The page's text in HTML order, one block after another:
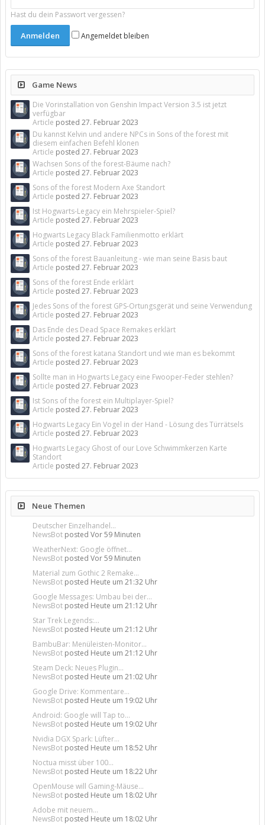
Hast du dein Passwort vergessen?
Angemeldet bleiben
Game News
Die Vorinstallation von Genshin Impact Version 3.5 ist jetzt
verfügbar
Article posted 27. Februar 2023
Du kannst Kelvin und andere NPCs in Sons of the forest mit
diesem einfachen Befehl klonen
Article posted 27. Februar 2023
Wachsen Sons of the forest-Bäume nach?
Article posted 27. Februar 2023
Sons of the forest Modern Axe Standort
Article posted 27. Februar 2023
Ist Hogwarts-Legacy ein Mehrspieler-Spiel?
Article posted 27. Februar 2023
Hogwarts Legacy Black Familienmotto erklärt
Article posted 27. Februar 2023
Sons of the forest Bauanleitung - wie man seine Basis baut
Article posted 27. Februar 2023
Sons of the forest Ende erklärt
Article posted 27. Februar 2023
Jedes Sons of the forest GPS-Ortungsgerät und seine Verwendung
Article posted 27. Februar 2023
Das Ende des Dead Space Remakes erklärt
Article posted 27. Februar 2023
Sons of the forest katana Standort und wie man es bekommt
Article posted 27. Februar 2023
Sollte man in Hogwarts Legacy eine Fwooper-Feder stehlen?
Article posted 27. Februar 2023
Ist Sons of the forest ein Multiplayer-Spiel?
Article posted 27. Februar 2023
Hogwarts Legacy Ein Vogel in der Hand - Lösung des Türrätsels
Article posted 27. Februar 2023
Hogwarts Legacy Ghost of our Love Schwimmkerzen Karte
Standort
Article posted 27. Februar 2023
Neue Themen
Deutscher Einzelhandel...
NewsBot posted Vor 59 Minuten
WeatherNext: Google öffnet...
NewsBot posted Vor 59 Minuten
Material zum Gothic 2 Remake...
NewsBot posted Heute um 21:32 Uhr
Google Messages: Umbau bei der...
NewsBot posted Heute um 21:12 Uhr
Star Trek Legends:...
NewsBot posted Heute um 21:12 Uhr
BambuBar: Menüleisten-Monitor...
NewsBot posted Heute um 21:12 Uhr
Steam Deck: Neues Plugin...
NewsBot posted Heute um 21:02 Uhr
Google Drive: Kommentare...
NewsBot posted Heute um 19:02 Uhr
Android: Google will Tap to...
NewsBot posted Heute um 19:02 Uhr
Nvidia DGX Spark: Lüfter...
NewsBot posted Heute um 18:52 Uhr
Noctua misst über 100...
NewsBot posted Heute um 18:22 Uhr
OpenMouse will Gaming-Mäuse...
NewsBot posted Heute um 18:02 Uhr
Adobe mit neuem...
NewsBot posted Heute um 18:02 Uhr